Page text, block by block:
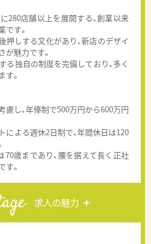
280店舗以上を展開する、創業以来
す。
しする文化があり、新店のデザイ
が魅力です。
独自の制度を完備しており、多く
。
し、年俸制で500万円から600万円
よる週休2日制で、年間休日は120
歳まであり、腰を据えて長く正社
。
求人の魅力